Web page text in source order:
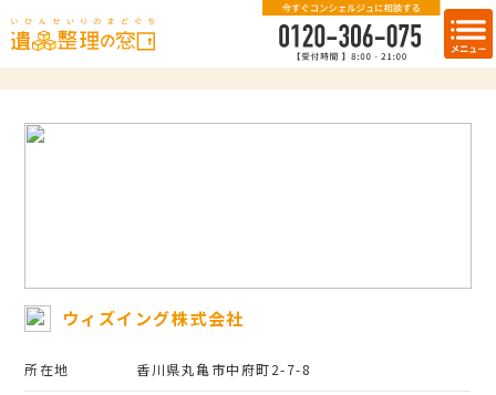
ウィズイング株式会社
所在地 香川県丸亀市中府町2-7-8